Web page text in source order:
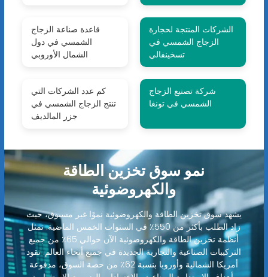
قاعدة صناعة الزجاج
الشمسي في دول
الشمال الأوروبي
الشركات المنتجة لحجارة
الزجاج الشمسي في
تسخينفالي
كم عدد الشركات التي
تنتج الزجاج الشمسي في
جزر المالديف
شركة تصنيع الزجاج
الشمسي في تونغا
نمو سوق تخزين الطاقة
والكهروضوئية
يشهد سوق تخزين الطاقة والكهروضوئية نموًا غير مسبوق، حيث
زاد الطلب بأكثر من 550٪ في السنوات الخمس الماضية. تمثل
أنظمة تخزين الطاقة والكهروضوئية الآن حوالي 65٪ من جميع
التركيبات الصناعية والتجارية الجديدة في جميع أنحاء العالم. تقود
أمريكا الشمالية وأوروبا بنسبة 62٪ من حصة السوق، مدفوعة